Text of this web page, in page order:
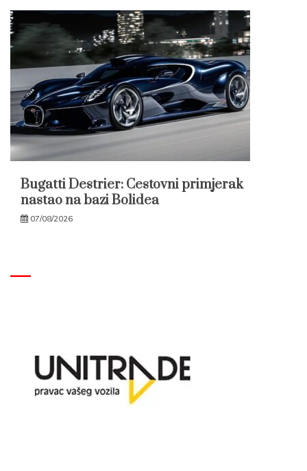
Bugatti Destrier: Cestovni primjerak
nastao na bazi Bolidea
07/08/2026